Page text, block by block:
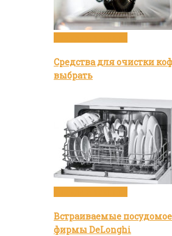
Средства для очистки
выбрать
Встраиваемые
фирмы DeLonghi